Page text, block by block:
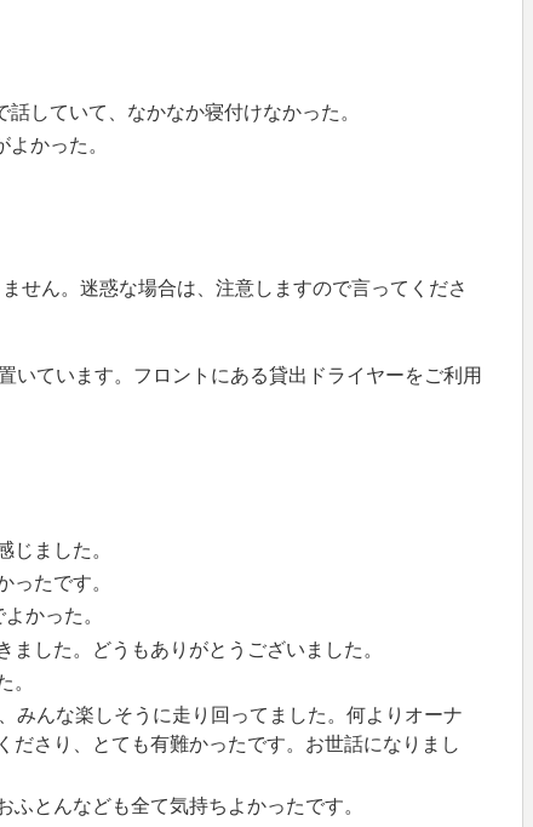
していて、なかなか寝付けなかった。
かった。
せん。迷惑な場合は、注意しますので言ってくださ
いています。フロントにある貸出ドライヤーをご利用
じました。
ったです。
かった。
した。どうもありがとうございました。
。
みんな楽しそうに走り回ってました。何よりオーナ
さり、とても有難かったです。お世話になりまし
とんなども全て気持ちよかったです。